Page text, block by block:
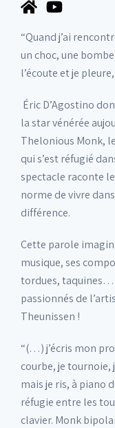
“Quand j’ai
un choc, une
l’écoute et je
Éric D’Agostino
la star vénérée
Thelonious Monk,
qui s’est réfugié
spectacle raconte
norme de vivre
différence.
Cette parole
musique, ses
tordues, taquines…
passionnés de
Theunissen !
“(…) j’écris mon
courbe, je tournoie,
mais je ris, à piano
réfugie entre les
clavier. Monk